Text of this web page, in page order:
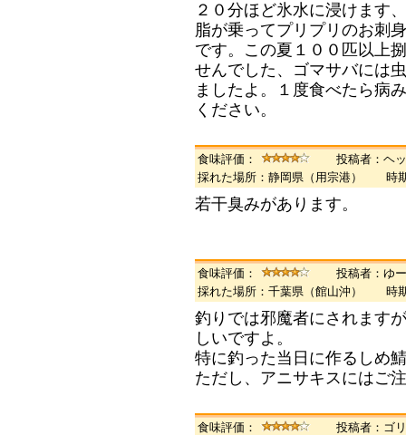
２０分ほど氷水に浸けます
脂が乗ってプリプリのお刺
です。この夏１００匹以上
せんでした、ゴマサバには
ましたよ。１度食べたら病
ください。
食味評価：
投稿者：ヘ
採れた場所：静岡県（用宗港） 時
若干臭みがあります。
食味評価：
投稿者：ゆ
採れた場所：千葉県（館山沖） 時
釣りでは邪魔者にされます
しいですよ。
特に釣った当日に作るしめ
ただし、アニサキスにはご
食味評価：
投稿者：ゴ